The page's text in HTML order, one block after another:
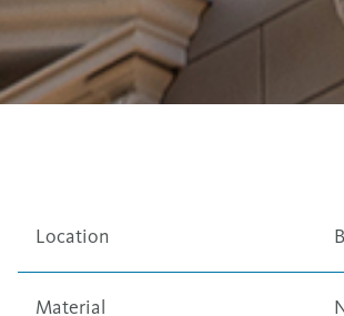
Location
Material